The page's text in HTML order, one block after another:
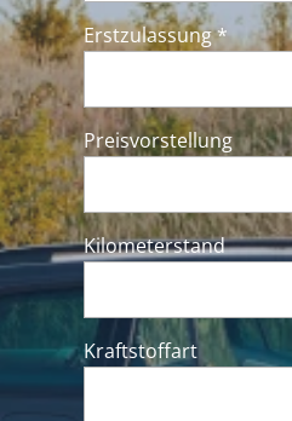
Erstzulassung *
Preisvorstellung
Kilometerstand
Kraftstoffart